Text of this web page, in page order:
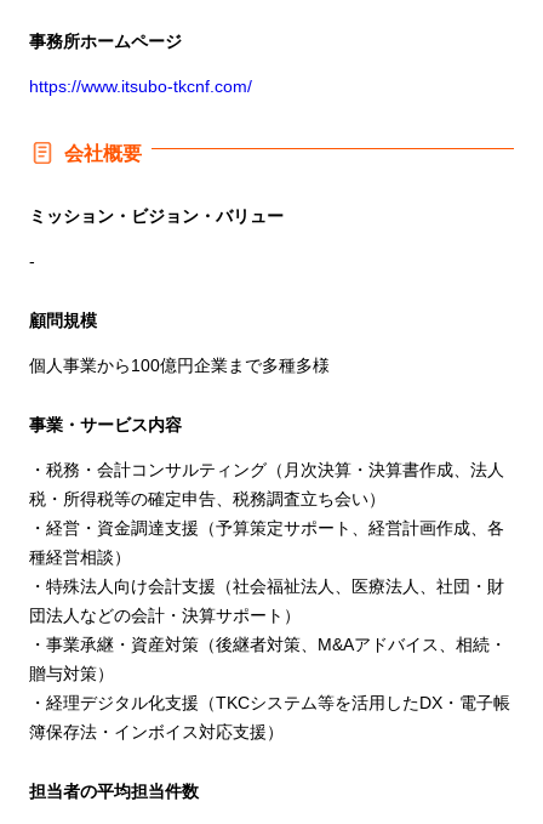
事務所ホームページ
https://www.itsubo-tkcnf.com/
会社概要
ミッション・ビジョン・バリュー
-
顧問規模
個人事業から100億円企業まで多種多様
事業・サービス内容
・税務・会計コンサルティング（月次決算・決算書作成、法人
税・所得税等の確定申告、税務調査立ち会い）
・経営・資金調達支援（予算策定サポート、経営計画作成、各
種経営相談）
・特殊法人向け会計支援（社会福祉法人、医療法人、社団・財
団法人などの会計・決算サポート）
・事業承継・資産対策（後継者対策、M&Aアドバイス、相続・
贈与対策）
・経理デジタル化支援（TKCシステム等を活用したDX・電子帳
簿保存法・インボイス対応支援）
担当者の平均担当件数